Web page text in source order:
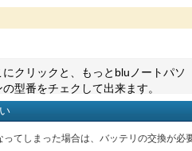
にクリックと、もっと blu ノートパソ
の型番をチェクして出来ます。
てしまった場合は、バッテリの交換が必